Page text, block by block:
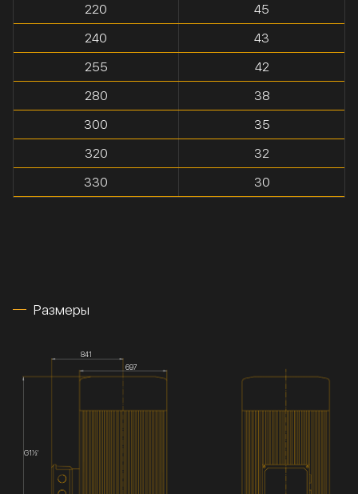
220
45
240
43
255
42
280
38
300
35
320
32
330
30
Размеры
841
697
G1½'